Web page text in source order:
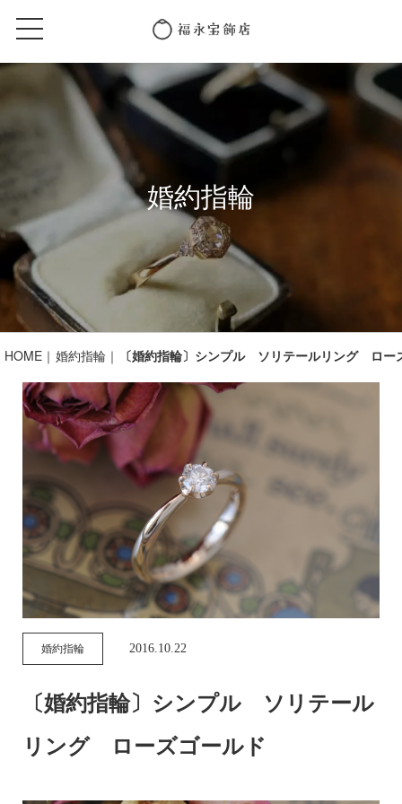
婚約指輪
HOME 婚約指輪 〔婚約指輪〕シンプル ソリテールリング ロー
婚約指輪 2016.10.22
〔婚約指輪〕シンプル ソリテール
リング ローズゴールド